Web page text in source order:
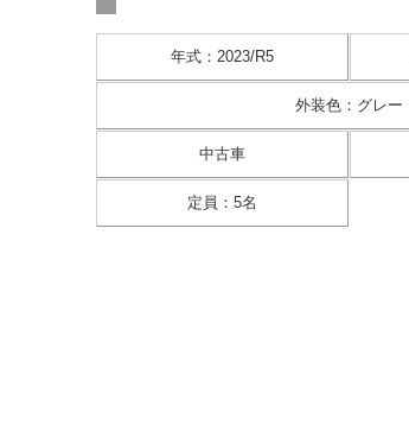
年式 ： 2023/R5
外装色 ： グレー
中古車
定員 ： 5名